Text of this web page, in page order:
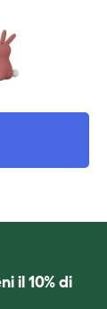
il 10% di